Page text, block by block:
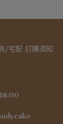
/宅配 訂購須知